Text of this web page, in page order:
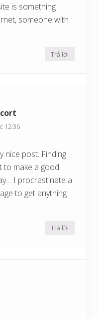
is something
someone with
Trả lời
12:36
nice post. Finding
to make a good
I procrastinate a
to get anything
Trả lời